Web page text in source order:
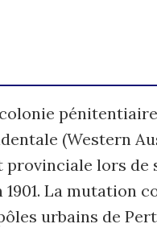
(Western
provinciale lors de
1901. La mutation
urbains de